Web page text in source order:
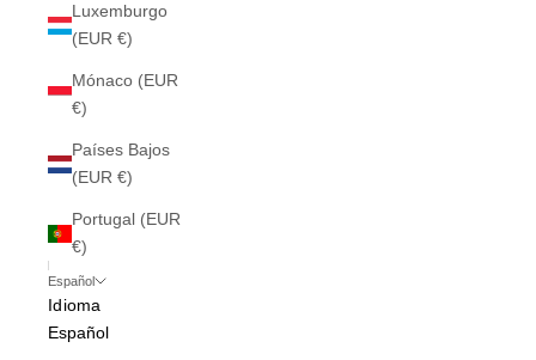
Luxemburgo
(EUR €)
Mónaco (EUR
€)
Países Bajos
(EUR €)
Portugal (EUR
€)
Español
Idioma
Español